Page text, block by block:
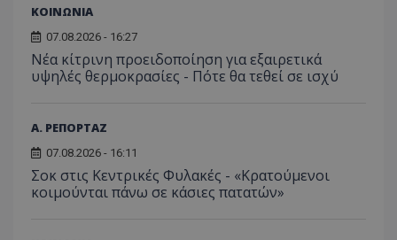
ΚΟΙΝΩΝΙΑ
07.08.2026 - 16:27
Νέα κίτρινη προειδοποίηση για εξαιρετικά
υψηλές θερμοκρασίες - Πότε θα τεθεί σε ισχύ
Α. ΡΕΠΟΡΤΑΖ
07.08.2026 - 16:11
Σοκ στις Κεντρικές Φυλακές - «Κρατούμενοι
κοιμούνται πάνω σε κάσιες πατατών»